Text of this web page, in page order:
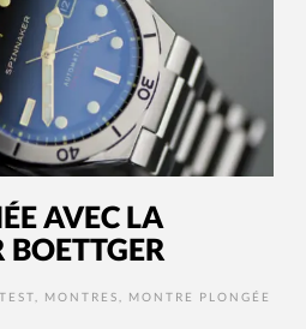
AVEC LA
TEST MONTRES MONTRE PLONGÉE